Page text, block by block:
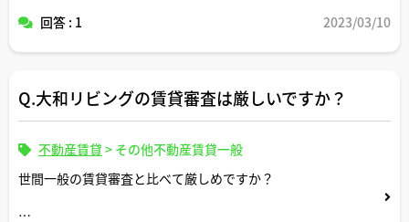
回答 : 1 2023/03/10
Q.大和リビングの賃貸審査は厳しいですか？
不動産賃貸 > その他不動産賃貸一般
世間一般の賃貸審査と比べて厳しめですか？